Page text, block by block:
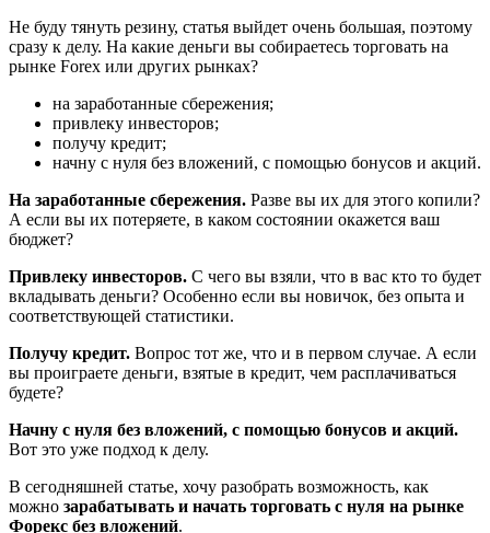
Не буду тянуть резину, статья выйдет очень большая, поэтому
сразу к делу. На какие деньги вы собираетесь торговать на
рынке Forex или других рынках?
на заработанные сбережения;
привлеку инвесторов;
получу кредит;
начну с нуля без вложений, с помощью бонусов и акций.
На заработанные сбережения. Разве вы их для этого копили?
А если вы их потеряете, в каком состоянии окажется ваш
бюджет?
Привлеку инвесторов. С чего вы взяли, что в вас кто то будет
вкладывать деньги? Особенно если вы новичок, без опыта и
соответствующей статистики.
Получу кредит. Вопрос тот же, что и в первом случае. А если
вы проиграете деньги, взятые в кредит, чем расплачиваться
будете?
Начну с нуля без вложений, с помощью бонусов и акций.
Вот это уже подход к делу.
В сегодняшней статье, хочу разобрать возможность, как
можно зарабатывать и начать торговать с нуля на рынке
Форекс без вложений.